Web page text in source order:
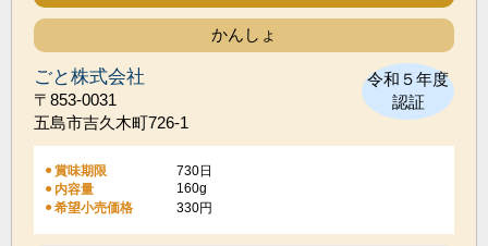
かんしょ
令和５年度
認証
ごと株式会社
〒853-0031
五島市吉久木町726-1
賞味期限
730日
内容量
160g
希望小売価格
330円